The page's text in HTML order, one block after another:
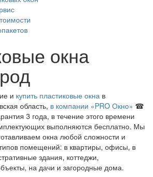
окна
и купить пластиковые окна в
область, в компании «PRO Окно» ☎
3 года, в течение этого времени
выполняются бесплатно. Мы
окна любой сложности и
помещений: в квартиры, офисы, в
здания, коттеджи,
на дачи и загородные дома.